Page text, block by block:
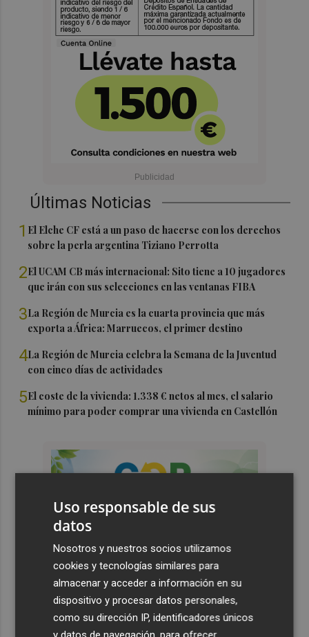
Últimas Noticias
1 El Elche CF está a un paso de hacerse con los derechos
sobre la perla argentina Tiziano Perrotta
2El UCAM CB más internacional: Sito tiene a 10 jugadores
que irán con sus selecciones en las ventanas FIBA
3La Región de Murcia es la cuarta provincia que más
exporta a África: Marruecos, el primer destino
4La Región de Murcia celebra la Semana de la Juventud
con cinco días de actividades
5El coste de la vivienda: 1.338 € netos al mes, el salario
mínimo para poder comprar una vivienda en Castellón
Uso responsable de sus
datos
Nosotros y nuestros socios utilizamos
cookies y tecnologías similares para
almacenar y acceder a información en su
dispositivo y procesar datos personales,
como su dirección IP, identificadores únicos